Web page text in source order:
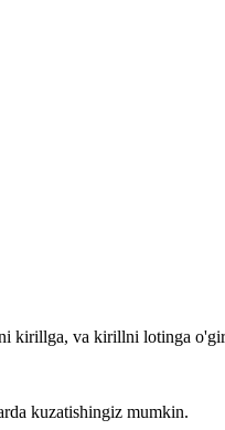
va kirillni lotinga
kuzatishingiz mumkin.